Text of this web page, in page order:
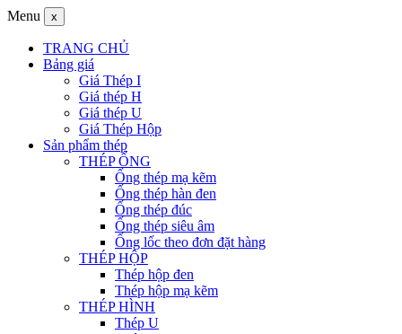
Menu x
TRANG CHỦ
Bảng giá
Giá Thép I
Giá thép H
Giá thép U
Giá Thép Hộp
Sản phẩm thép
THÉP ỐNG
Ống thép mạ kẽm
Ống thép hàn đen
Ống thép đúc
Ống thép siêu âm
Ống lốc theo đơn đặt hàng
THÉP HỘP
Thép hộp đen
Thép hộp mạ kẽm
THÉP HÌNH
Thép U